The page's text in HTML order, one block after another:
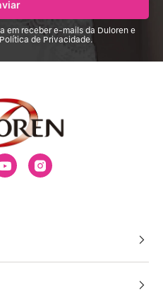
em receber e-mails da Duloren e
de Privacidade.